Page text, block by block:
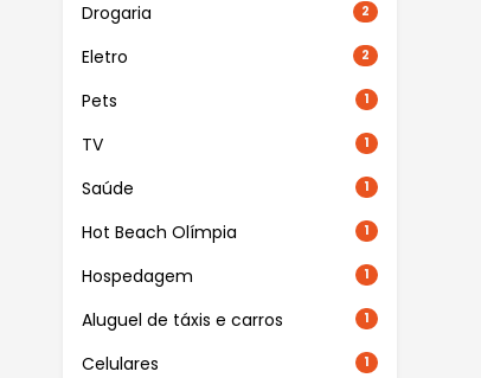
Drogaria 2
Eletro 2
Pets 1
TV 1
Saúde 1
Hot Beach Olímpia 1
Hospedagem 1
Aluguel de táxis e carros 1
Celulares 1